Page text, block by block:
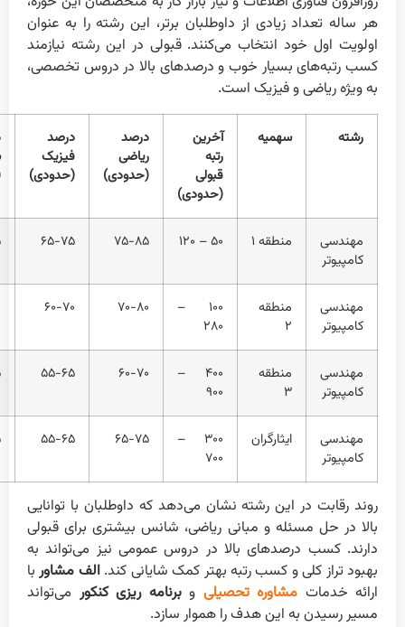
هر ساله تعداد زیادی از داوطلبان برتر، این رشته را به عنوان
اولویت اول خود انتخاب می‌کنند. قبولی در این رشته نیازمند
کسب رتبه‌های بسیار خوب و درصد‌های بالا در دروس تخصصی،
به ویژه ریاضی و فیزیک است.
رشته سهمیه
آخرین
رتبه
قبولی
(حدودی)
درصد
ریاضی
(حدودی)
درصد
فیزیک
(حدودی)
مهندسی
کامپیوتر
منطقه ۱ ۵۰ – ۱۲۰ ۷۵-۸۵ ۶۵-۷۵
مهندسی
کامپیوتر
منطقه
۲
۱۰۰ –
۲۸۰
۷۰-۸۰ ۶۰-۷۰
مهندسی
کامپیوتر
منطقه
۳
۴۰۰ –
۹۰۰
۶۰-۷۰ ۵۵-۶۵
مهندسی
کامپیوتر
ایثارگران
۳۰۰ –
۷۰۰
۶۵-۷۵ ۵۵-۶۵
روند رقابت در این رشته نشان می‌دهد که داوطلبان با توانایی
بالا در حل مسئله و مبانی ریاضی، شانس بیشتری برای قبولی
دارند. کسب درصدهای بالا در دروس عمومی نیز می‌تواند به
بهبود تراز کلی و کسب رتبه بهتر کمک شایانی کند.الف مشاوربا
ارائه خدمات مشاوره تحصیلی وبرنامه ریزی کنکور می‌تواند
مسیر رسیدن به این هدف را هموار سازد.